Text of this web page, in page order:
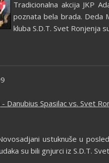
Tradicionalna akcija JKP
poznata bela brada. Deda
kluba S.D.T. Svet Ronjenja
Danubius Spasilac vs. Svet
ustuknuše u
su bili gnjurci iz S.D.T.